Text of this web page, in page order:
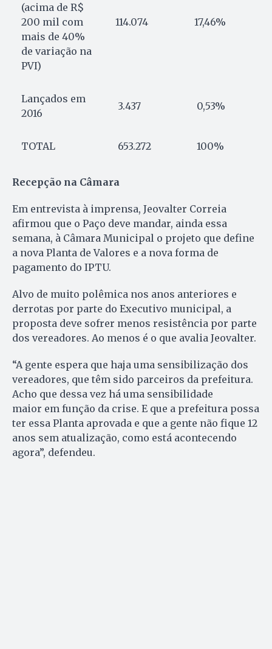
(acima de R$
200 mil com
mais de 40%
de variação na
PVI)
114.074 17,46%
Lançados em
2016
3.437 0,53%
TOTAL 653.272 100%
Recepção na Câmara
Em entrevista à imprensa, Jeovalter Correia
afirmou que o Paço deve mandar, ainda essa
semana, à Câmara Municipal o projeto que define
a nova Planta de Valores e a nova forma de
pagamento do IPTU.
Alvo de muito polêmica nos anos anteriores e
derrotas por parte do Executivo municipal, a
proposta deve sofrer menos resistência por parte
dos vereadores. Ao menos é o que avalia Jeovalter.
“A gente espera que haja uma sensibilização dos
vereadores, que têm sido parceiros da prefeitura.
Acho que dessa vez há uma sensibilidade
maior em função da crise. E que a prefeitura possa
ter essa Planta aprovada e que a gente não fique 12
anos sem atualização, como está acontecendo
agora”, defendeu.